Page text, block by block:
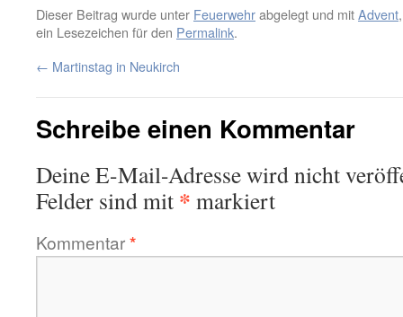
Dieser Beitrag wurde unter Feuerwehrabgelegt und mitAdvent
ein Lesezeichen für den Permalink.
← Martinstag in Neukirch
Schreibe einen Kommentar
Deine E-Mail-Adresse wird nicht
Felder sind mit * markiert
Kommentar*